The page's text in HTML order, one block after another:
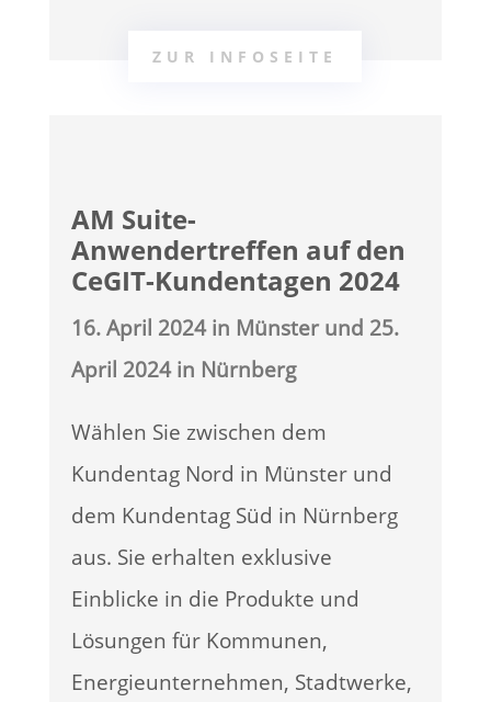
ZUR INFOSEITE
AM Suite-
Anwendertreffen auf den
CeGIT-Kundentagen 2024
16. April 2024 in Münster und 25.
April 2024 in Nürnberg
Wählen Sie zwischen dem
Kundentag Nord in Münster und
dem Kundentag Süd in Nürnberg
aus. Sie erhalten exklusive
Einblicke in die Produkte und
Lösungen für Kommunen,
Energieunternehmen, Stadtwerke,